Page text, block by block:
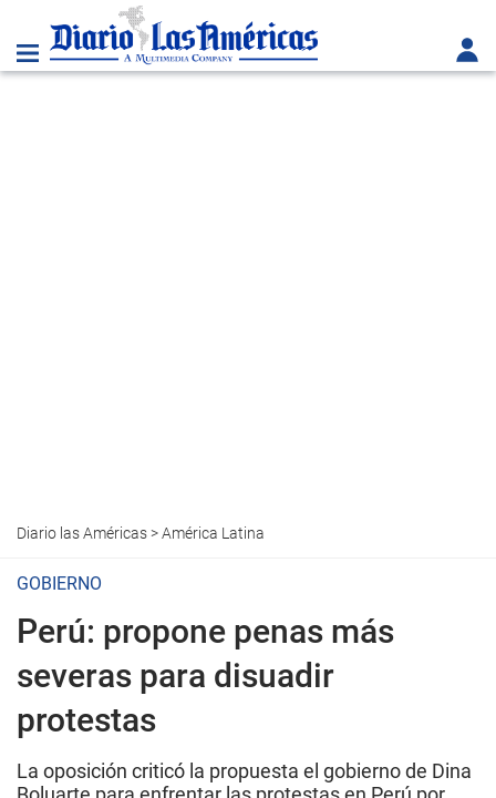
Diario las Américas>América Latina
GOBIERNO
Perú: propone penas más
severas para disuadir
protestas
La oposición criticó la propuesta el gobierno de Dina